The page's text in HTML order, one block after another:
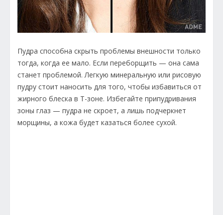
Пудра способна скрыть проблемы внешности только
тогда, когда ее мало. Если переборщить — она сама
станет проблемой. Легкую минеральную или рисовую
пудру стоит наносить для того, чтобы избавиться от
жирного блеска в Т-зоне. Избегайте припудривания
зоны глаз — пудра не скроет, а лишь подчеркнет
морщины, а кожа будет казаться более сухой.